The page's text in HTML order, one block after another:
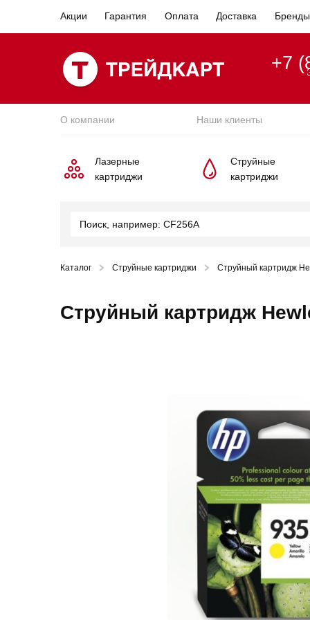
Акции Гарантия Оплата Доставка Бренды
+7
О компании Наши клиенты
Лазерные
картриджи
Струйные
картриджи
Каталог Струйные картриджи Струйный картридж
Струйный картридж